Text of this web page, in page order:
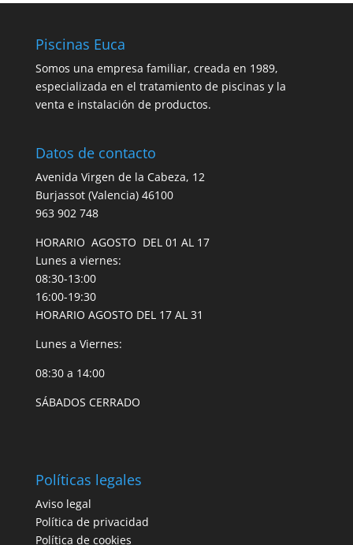
Piscinas Euca
Somos una empresa familiar, creada en 1989,
especializada en el tratamiento de piscinas y la
venta e instalación de productos.
Datos de contacto
Avenida Virgen de la Cabeza, 12
Burjassot (Valencia) 46100
963 902 748
HORARIO AGOSTO DEL 01 AL 17
Lunes a viernes:
08:30-13:00
16:00-19:30
HORARIO AGOSTO DEL 17 AL 31
Lunes a Viernes:
08:30 a 14:00
SÁBADOS CERRADO
Políticas legales
Aviso legal
Política de privacidad
Política de cookies